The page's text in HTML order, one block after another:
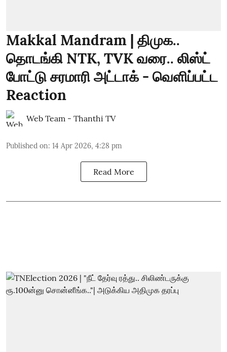
Makkal Mandram | திமுக..
தொடங்கி NTK, TVK வரை.. லிஸ்ட்
போட்டு சரமாரி அட்டாக் - வெளிப்பட்ட
Reaction
Web Team - Thanthi TV
Published on: 14 Apr 2026, 4:28 pm
Read More